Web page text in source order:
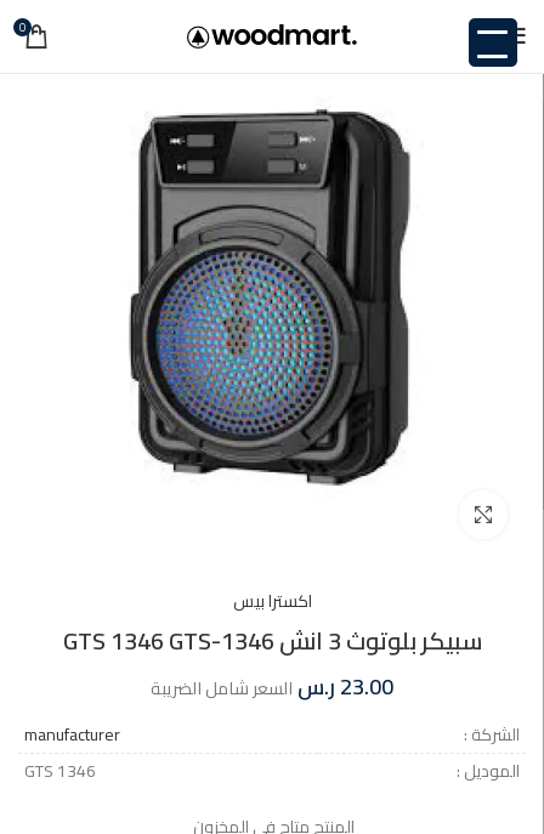
0
اكسترا بيس
سبيكر بلوتوث 3 انش GTS 1346 GTS-1346
23.00ر.س السعر شامل الضريبة
الشركة :
manufacturer
الموديل :
GTS 1346
المنتج متاح في المخزون